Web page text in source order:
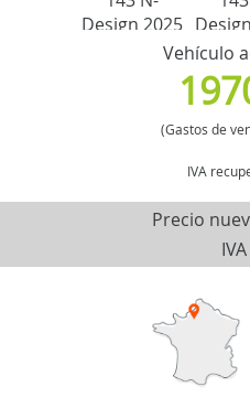
Vehículo
(Gastos de
IVA
Precio